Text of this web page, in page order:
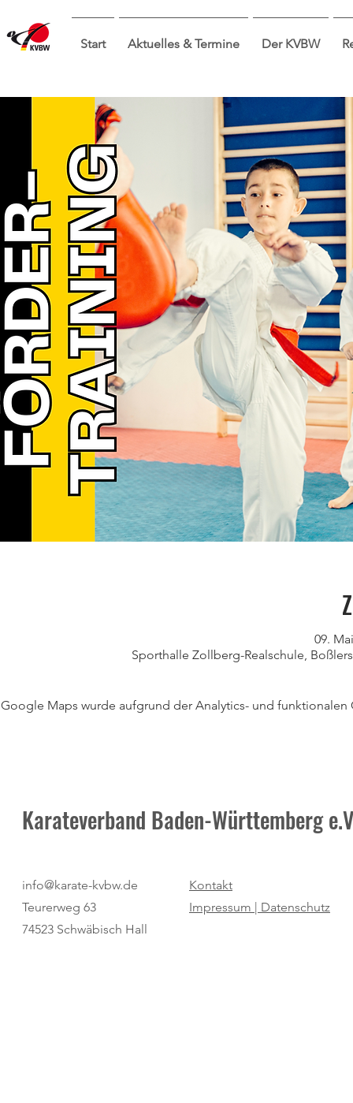
Start Aktuelles & Termine Der KVBW
09.
Sporthalle Zollberg-Realschule,
Google Maps wurde aufgrund der Analytics- und
Karateverband Baden-Württemberg
info@karate-kvbw.de
Teurerweg 63
74523 Schwäbisch Hall
Kontakt
Impressum | Datenschutz